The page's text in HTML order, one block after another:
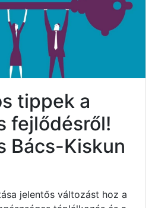
tippek a
fejlődésről!
Bács-Kiskun
jelentős változást hoz a